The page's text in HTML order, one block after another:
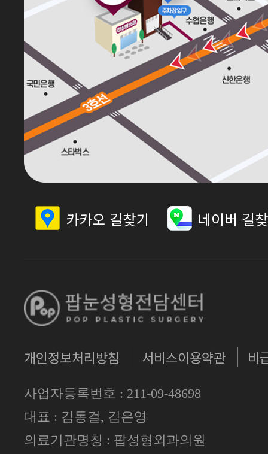
카카오 길찾기 네이버 길
개인정보처리방침 서비스이용약관 비
사업자등록번호 : 211-09-48698
대표 : 김동걸, 김은영
의료기관명칭 : 팝성형외과의원